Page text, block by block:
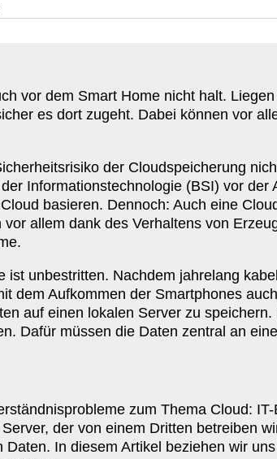
vor dem Smart Home nicht halt.
es dort zugeht. Dabei können vor
der Cloud­spei­cherung
Infor­ma­ti­ons­tech­no­logie (BSI) vor der
basieren. Dennoch: Auch eine
allem dank des Verhaltens von
ist unbe­stritten. Nachdem jahrelang
dem Aufkommen der Smart­phones
auf einen lokalen Server zu
Dafür müssen die Daten zentral an
zum Thema Cloud:
der von einem Dritten betreiben
Daten. In diesem Artikel beziehen wir